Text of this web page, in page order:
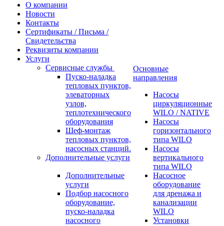
О компании
Новости
Контакты
Сертификаты / Письма /
Свидетельства
Реквизиты компании
Услуги
Сервисные службы
Пуско-наладка
тепловых пунктов,
элеваторных
узлов,
теплотехнического
оборудования
Шеф-монтаж
тепловых пунктов,
насосных станций.
Дополнительные услуги
Дополнительные
услуги
Подбор насосного
оборудование,
пуско-наладка
насосного
Основные
направления
Насосы
циркуляционные
WILO / NATIVE
Насосы
горизонтального
типа WILO
Насосы
вертикального
типа WILO
Насосное
оборудование
для дренажа и
канализации
WILO
Установки